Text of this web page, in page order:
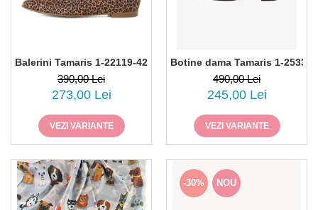
Balerini Tamaris 1-22119-42-360, piele intoarsa, animal print
390,00 Lei
273,00 Lei
VEZI VARIANTE
Botine dama Tamaris 1-
490,00 Lei
245,00 Lei
VEZI VARIANTE
-30% NOU